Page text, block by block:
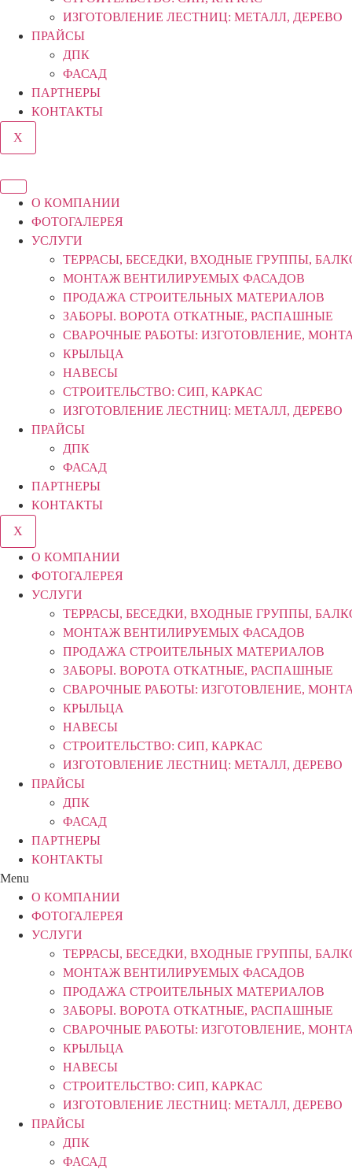
ИЗГОТОВЛЕНИЕ ЛЕСТНИЦ: МЕТАЛЛ, ДЕРЕВО
ПРАЙСЫ
ДПК
ФАСАД
ПАРТНЕРЫ
КОНТАКТЫ
X
О КОМПАНИИ
ФОТОГАЛЕРЕЯ
УСЛУГИ
ТЕРРАСЫ, БЕСЕДКИ, ВХОДНЫЕ ГРУППЫ,
МОНТАЖ ВЕНТИЛИРУЕМЫХ ФАСАДОВ
ПРОДАЖА СТРОИТЕЛЬНЫХ МАТЕРИАЛОВ
ЗАБОРЫ. ВОРОТА ОТКАТНЫЕ, РАСПАШНЫЕ
СВАРОЧНЫЕ РАБОТЫ: ИЗГОТОВЛЕНИЕ,
КРЫЛЬЦА
НАВЕСЫ
СТРОИТЕЛЬСТВО: СИП, КАРКАС
ИЗГОТОВЛЕНИЕ ЛЕСТНИЦ: МЕТАЛЛ, ДЕРЕВО
ПРАЙСЫ
ДПК
ФАСАД
ПАРТНЕРЫ
КОНТАКТЫ
X
О КОМПАНИИ
ФОТОГАЛЕРЕЯ
УСЛУГИ
ТЕРРАСЫ, БЕСЕДКИ, ВХОДНЫЕ ГРУППЫ,
МОНТАЖ ВЕНТИЛИРУЕМЫХ ФАСАДОВ
ПРОДАЖА СТРОИТЕЛЬНЫХ МАТЕРИАЛОВ
ЗАБОРЫ. ВОРОТА ОТКАТНЫЕ, РАСПАШНЫЕ
СВАРОЧНЫЕ РАБОТЫ: ИЗГОТОВЛЕНИЕ,
КРЫЛЬЦА
НАВЕСЫ
СТРОИТЕЛЬСТВО: СИП, КАРКАС
ИЗГОТОВЛЕНИЕ ЛЕСТНИЦ: МЕТАЛЛ, ДЕРЕВО
ПРАЙСЫ
ДПК
ФАСАД
ПАРТНЕРЫ
КОНТАКТЫ
Menu
О КОМПАНИИ
ФОТОГАЛЕРЕЯ
УСЛУГИ
ТЕРРАСЫ, БЕСЕДКИ, ВХОДНЫЕ ГРУППЫ,
МОНТАЖ ВЕНТИЛИРУЕМЫХ ФАСАДОВ
ПРОДАЖА СТРОИТЕЛЬНЫХ МАТЕРИАЛОВ
ЗАБОРЫ. ВОРОТА ОТКАТНЫЕ, РАСПАШНЫЕ
СВАРОЧНЫЕ РАБОТЫ: ИЗГОТОВЛЕНИЕ,
КРЫЛЬЦА
НАВЕСЫ
СТРОИТЕЛЬСТВО: СИП, КАРКАС
ИЗГОТОВЛЕНИЕ ЛЕСТНИЦ: МЕТАЛЛ, ДЕРЕВО
ПРАЙСЫ
ДПК
ФАСАД